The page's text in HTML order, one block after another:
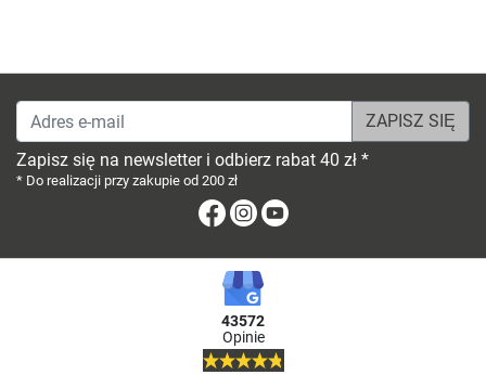
Adres e-mail
Zapisz się na newsletter i odbierz rabat 40 zł *
* Do realizacji przy zakupie od 200 zł
FacebookInstagram
43572
Opinie